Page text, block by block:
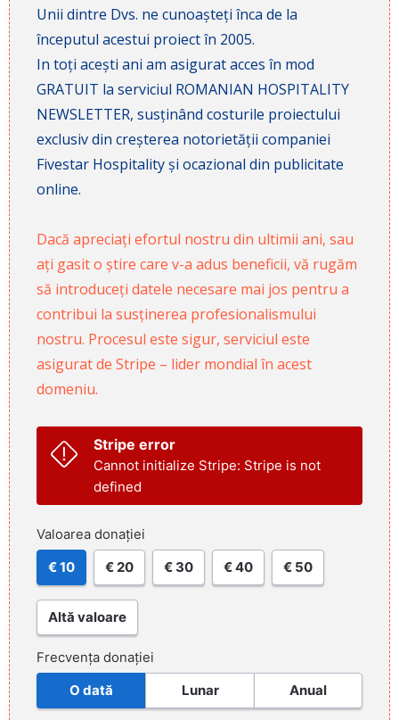
Unii dintre Dvs. ne cunoașteți înca de la
începutul acestui proiect în 2005.
In toți acești ani am asigurat acces în mod
GRATUIT la serviciul ROMANIAN HOSPITALITY
NEWSLETTER, susținând costurile proiectului
exclusiv din creșterea notorietății companiei
Fivestar Hospitality și ocazional din publicitate
online.
Dacă apreciați efortul nostru din ultimii ani, sau
ați gasit o știre care v-a adus beneficii, vă rugăm
să introduceți datele necesare mai jos pentru a
contribui la susținerea profesionalismului
nostru. Procesul este sigur, serviciul este
asigurat de Stripe – lider mondial în acest
domeniu.
Stripe error
Cannot initialize Stripe: Stripe is not
defined
Valoarea donației
€ 10 € 20 € 30 € 40 € 50
Altă valoare
Frecvența donației
O dată Lunar Anual